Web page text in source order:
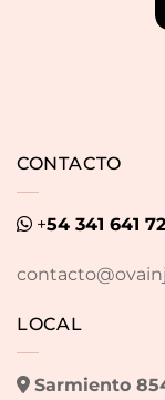
LOCAL
Sarmiento
CONTACTO
+54 341 641